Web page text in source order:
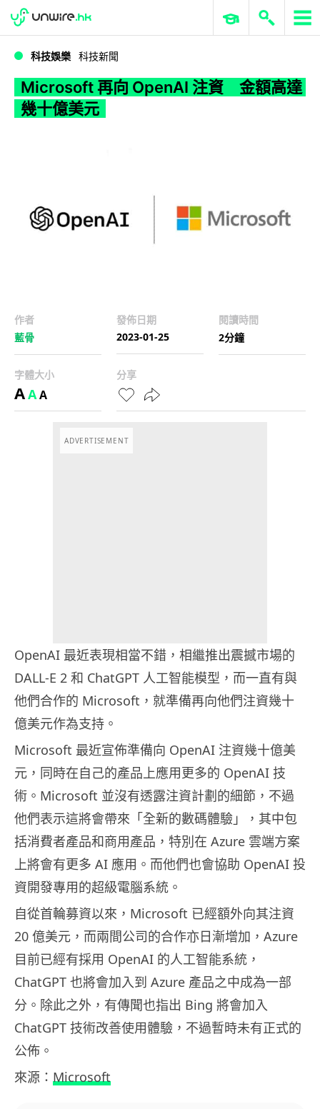
WWDC 2026 ERP 與商業 AI
科技娛樂 科技新聞
Microsoft 再向 OpenAI 注資 金額高達
幾十億美元
作者
藍骨
發佈日期
2023-01-25
閱讀時間
2分鐘
字體大小
AAA
分享
ADVERTISEMENT
OpenAI 最近表現相當不錯，相繼推出震撼市場的
DALL-E 2 和 ChatGPT 人工智能模型，而一直有與
他們合作的 Microsoft，就準備再向他們注資幾十
億美元作為支持。
Microsoft 最近宣佈準備向 OpenAI 注資幾十億美
元，同時在自己的產品上應用更多的 OpenAI 技
術。Microsoft 並沒有透露注資計劃的細節，不過
他們表示這將會帶來「全新的數碼體驗」，其中包
括消費者產品和商用產品，特別在 Azure 雲端方案
上將會有更多 AI 應用。而他們也會協助 OpenAI 投
資開發專用的超級電腦系統。
自從首輪募資以來，Microsoft 已經額外向其注資
20 億美元，而兩間公司的合作亦日漸增加，Azure
目前已經有採用 OpenAI 的人工智能系統，
ChatGPT 也將會加入到 Azure 產品之中成為一部
分。除此之外，有傳聞也指出 Bing 將會加入
ChatGPT 技術改善使用體驗，不過暫時未有正式的
公佈。
來源： Microsoft